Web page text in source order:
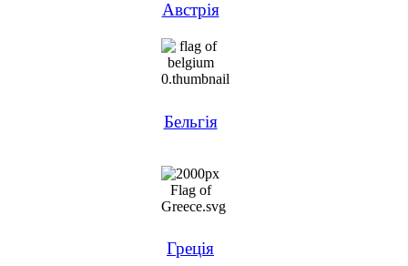
Австрія
Бельгія
Греція